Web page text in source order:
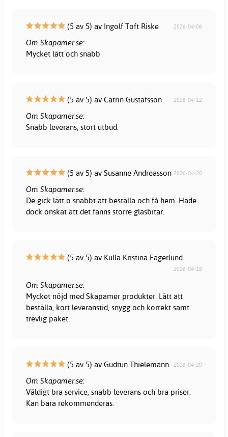
(5 av 5) av Ingolf Toft Riske 2026-04-06
Om Skapamer.se:
Mycket lätt och snabb
(5 av 5) av Catrin Gustafsson 2026-04-12
Om Skapamer.se:
Snabb leverans, stort utbud.
(5 av 5) av Susanne Andreasson 2026-04-20
Om Skapamer.se:
De gick lätt o snabbt att beställa och få hem. Hade
dock önskat att det fanns större glasbitar.
(5 av 5) av Kulla Kristina Fagerlund
2026-04-18
Om Skapamer.se:
Mycket nöjd med Skapamer produkter. Lätt att
beställa, kort leveranstid, snygg och korrekt samt
trevlig paket.
(5 av 5) av Gudrun Thielemann 2026-04-20
Om Skapamer.se:
Väldigt bra service, snabb leverans och bra priser.
Kan bara rekommenderas.